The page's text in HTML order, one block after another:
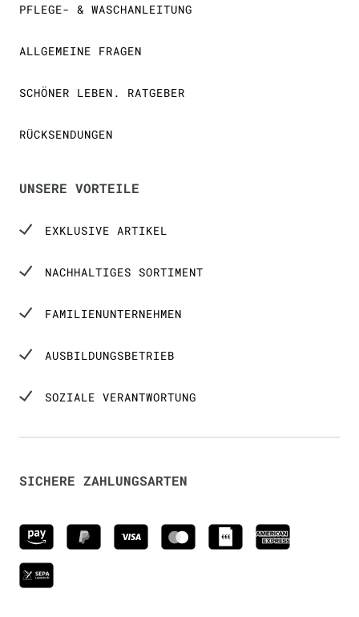
PFLEGE- & WASCHANLEITUNG
ALLGEMEINE FRAGEN
SCHÖNER LEBEN. RATGEBER
RÜCKSENDUNGEN
UNSERE VORTEILE
EXKLUSIVE ARTIKEL
NACHHALTIGES SORTIMENT
FAMILIENUNTERNEHMEN
AUSBILDUNGSBETRIEB
SOZIALE VERANTWORTUNG
SICHERE ZAHLUNGSARTEN